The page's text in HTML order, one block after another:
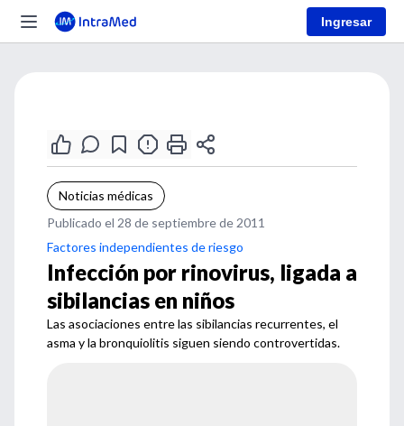
Ingresar
Noticias médicas
Publicado el 28 de septiembre de 2011
Factores independientes de riesgo
Infección por rinovirus, ligada a
sibilancias en niños
Las asociaciones entre las sibilancias recurrentes, el
asma y la bronquiolitis siguen siendo controvertidas.